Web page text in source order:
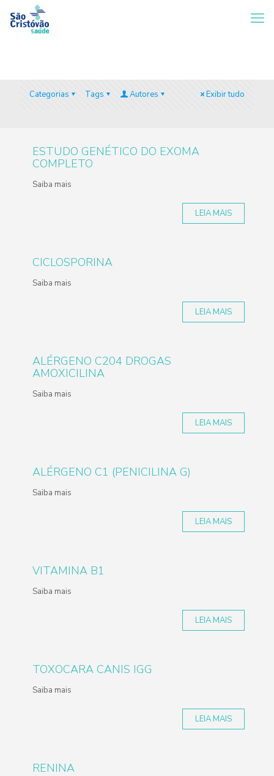
Categorias Tags Autores Exibir tudo
ESTUDO GENÉTICO DO EXOMA
COMPLETO
Saiba mais
LEIA MAIS
CICLOSPORINA
Saiba mais
LEIA MAIS
ALÉRGENO C204 DROGAS
AMOXICILINA
Saiba mais
LEIA MAIS
ALÉRGENO C1 (PENICILINA G)
Saiba mais
LEIA MAIS
VITAMINA B1
Saiba mais
LEIA MAIS
TOXOCARA CANIS IGG
Saiba mais
LEIA MAIS
RENINA